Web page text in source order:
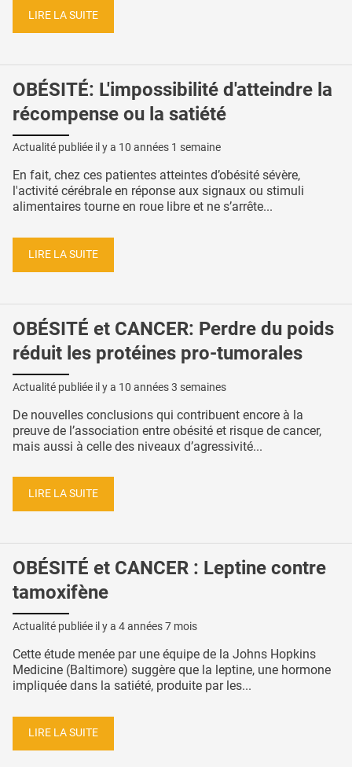
LIRE LA SUITE
OBÉSITÉ: L'impossibilité d'atteindre la
récompense ou la satiété
Actualité publiée il y a 10 années 1 semaine
En fait, chez ces patientes atteintes d’obésité sévère,
l'activité cérébrale en réponse aux signaux ou stimuli
alimentaires tourne en roue libre et ne s’arrête...
LIRE LA SUITE
OBÉSITÉ et CANCER: Perdre du poids
réduit les protéines pro-tumorales
Actualité publiée il y a 10 années 3 semaines
De nouvelles conclusions qui contribuent encore à la
preuve de l’association entre obésité et risque de cancer,
mais aussi à celle des niveaux d’agressivité...
LIRE LA SUITE
OBÉSITÉ et CANCER : Leptine contre
tamoxifène
Actualité publiée il y a 4 années 7 mois
Cette étude menée par une équipe de la Johns Hopkins
Medicine (Baltimore) suggère que la leptine, une hormone
impliquée dans la satiété, produite par les...
LIRE LA SUITE